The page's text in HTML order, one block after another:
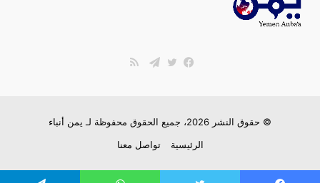
© حقوق النشر 2026، جميع الحقوق محفوظة لـ
يمن أنباء
الرئيسية
تواصل معنا